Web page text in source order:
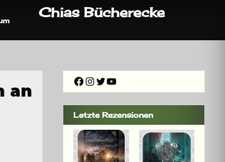
Chias Bücherecke
an
Facebook
Instagram
Twitter
YouTube
Letzte Rezensionen